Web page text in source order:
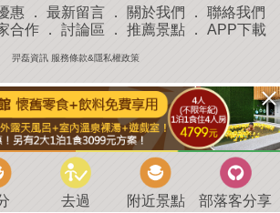
惠 ． 最新留言 ． 關於我們 ． 聯絡我們
合作． 討論區 ． 推薦景點． APP下載
羿磊資訊 服務條款&隱私權政策
去過 附近景點 部落客分享